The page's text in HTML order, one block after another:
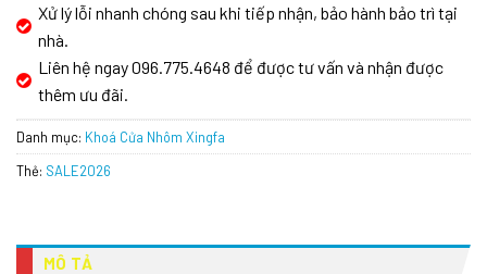
Xử lý lỗi nhanh chóng sau khi tiếp nhận, bảo hành bảo trì tại
nhà.
Liên hệ ngay 096.775.4648 để được tư vấn và nhận được
thêm ưu đãi.
Danh mục: Khoá Cửa Nhôm Xingfa
Thẻ: SALE2026
MÔ TẢ